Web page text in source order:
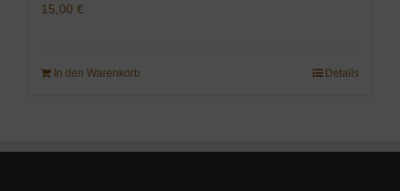
15,00 €
In den Warenkorb Details